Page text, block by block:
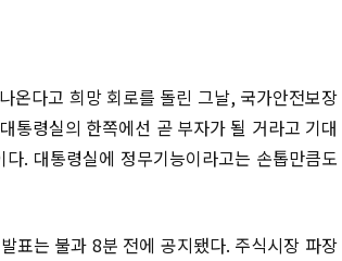
온다고 희망 회로를 돌린 그날, 국가안전보장
통령실의 한쪽에선 곧 부자가 될 거라고 기대
. 대통령실에 정무기능이라고는 손톱만큼도
표는 불과 8분 전에 공지됐다. 주식시장 파장